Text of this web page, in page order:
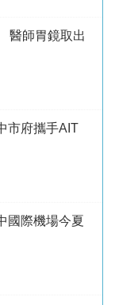
醫師胃鏡取出
市府攜手AIT
國際機場今夏